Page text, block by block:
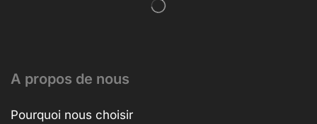
A propos de nous
Pourquoi nous choisir